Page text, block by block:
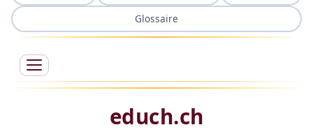
Glossaire
educh.ch